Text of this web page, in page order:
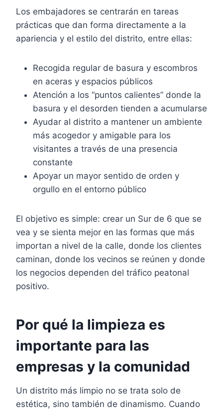
Los embajadores se centrarán en tareas
prácticas que dan forma directamente a la
apariencia y el estilo del distrito, entre ellas:
Recogida regular de basura y escombros
en aceras y espacios públicos
Atención a los “puntos calientes” donde la
basura y el desorden tienden a acumularse
Ayudar al distrito a mantener un ambiente
más acogedor y amigable para los
visitantes a través de una presencia
constante
Apoyar un mayor sentido de orden y
orgullo en el entorno público
El objetivo es simple: crear un Sur de 6 que se
vea y se sienta mejor en las formas que más
importan a nivel de la calle, donde los clientes
caminan, donde los vecinos se reúnen y donde
los negocios dependen del tráfico peatonal
positivo.
Por qué la limpieza es
importante para las
empresas y la comunidad
Un distrito más limpio no se trata solo de
estética, sino también de dinamismo. Cuando